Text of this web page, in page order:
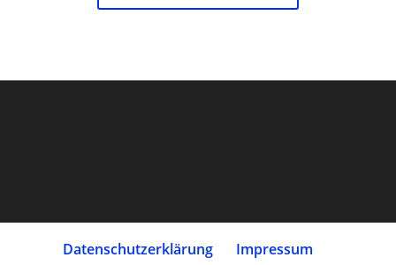
Datenschutz­erklärung
Impressum